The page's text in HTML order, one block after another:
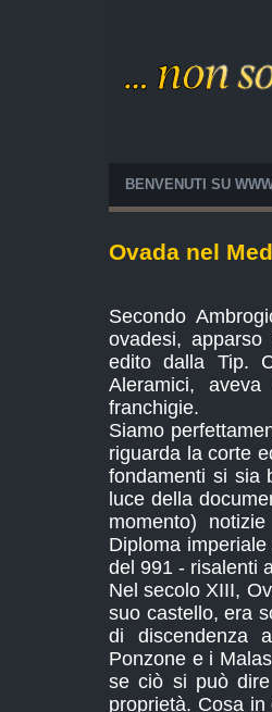
BENVENUTI SU
Ovada nel
Secondo
ovadesi,
edito dalla Tip.
Aleramici,
franchigie.
Siamo
riguarda la corte
fondamenti si sia
luce della
momento)
Diploma
del 991 - risalenti
Nel secolo XIII,
suo castello, era
di discendenza
Ponzone e i
se ciò si può
proprietà. Cosa